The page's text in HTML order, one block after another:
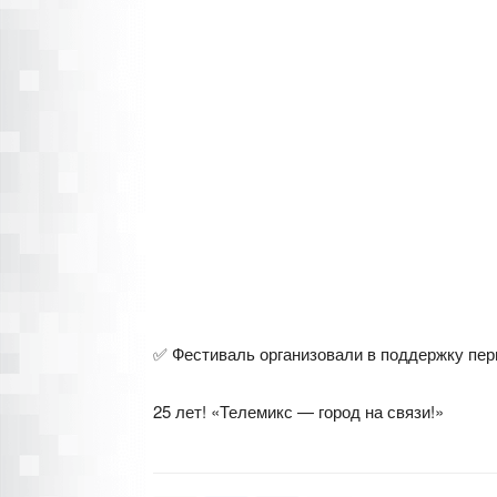
✅ Фестиваль организовали в поддержку
25 лет! «Телемикс — город на связи!»